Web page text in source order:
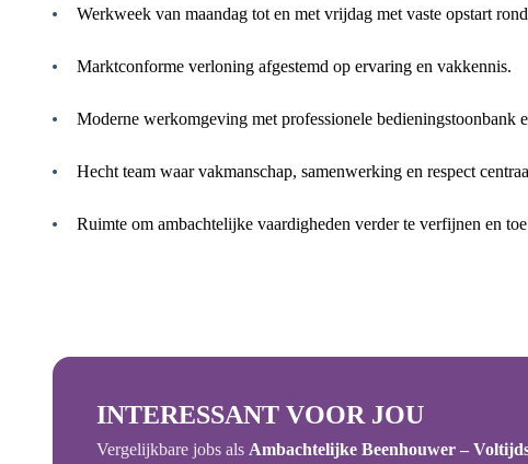
Werkweek van maandag tot en met vrijdag met vaste opstart
Marktconforme verloning afgestemd op ervaring en vakkennis.
Moderne werkomgeving met professionele bedieningstoonbank
Hecht team waar vakmanschap, samenwerking en respect
Ruimte om ambachtelijke vaardigheden verder te verfijnen en toe
INTERESSANT VOOR JOU
Vergelijkbare jobs als Ambachtelijke Beenhouwer –